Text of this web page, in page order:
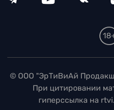
© ООО "ЭрТиВиАй
При цитировании
гиперссылка на